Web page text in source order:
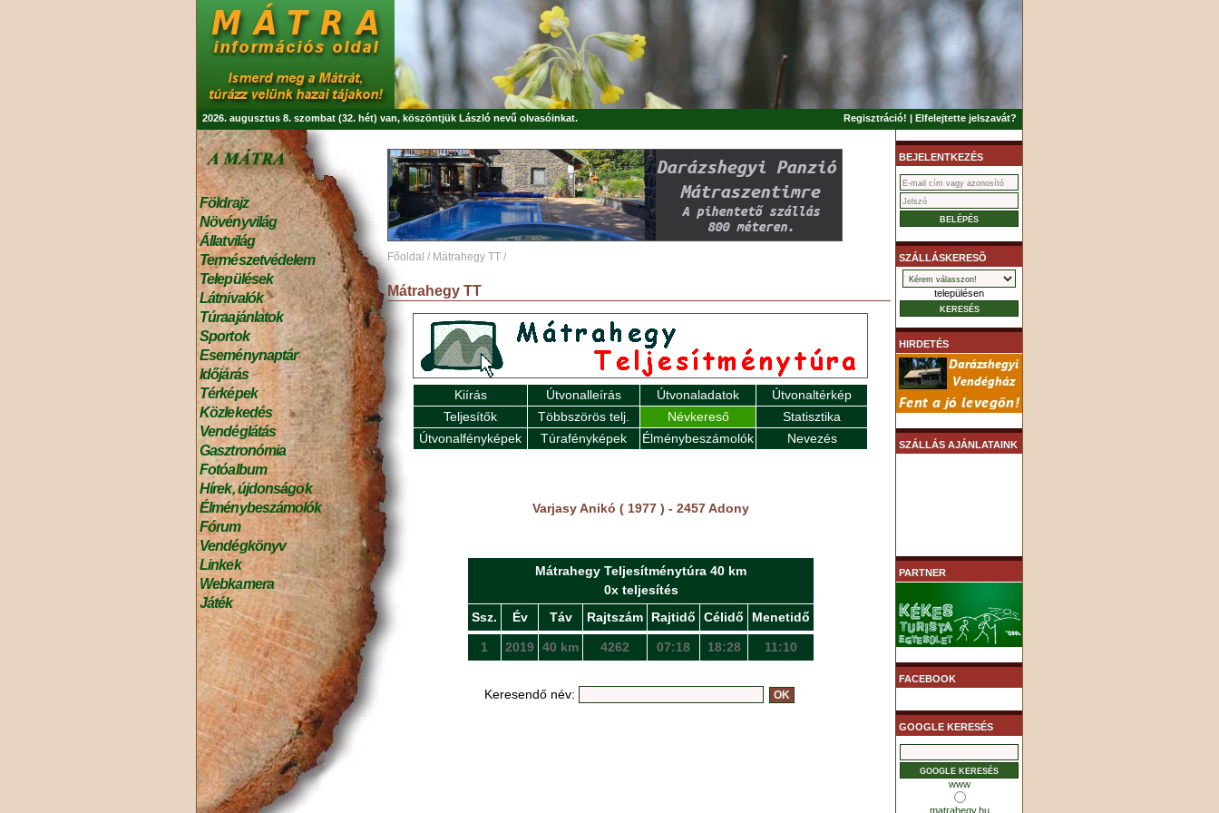
2026. augusztus 8. szombat (32. hét) van, köszöntjük László nevű olvasóinkat. Regisztráció! | Elfelejtette jelszavát?
Földrajz
Növényvilág
Állatvilág
Természetvédelem
Települések
Látnivalók
Túraajánlatok
Sportok
Eseménynaptár
Időjárás
Térképek
Közlekedés
Vendéglátás
Gasztronómia
Fotóalbum
Hírek, újdonságok
Élménybeszámolók
Fórum
Vendégkönyv
Linkek
Webkamera
Játék
Főoldal / Mátrahegy TT /
Mátrahegy TT
Kiírás Útvonalleírás Útvonaladatok
Útvonaltérkép
Teljesítők
Többszörös telj. Névkereső
Statisztika
Útvonalfényképek
Túrafényképek Élménybeszámolók Nevezés
Varjasy Anikó ( 1977 ) - 2457 Adony
Mátrahegy Teljesítménytúra 40 km
0x teljesítés
Ssz.
Év Táv Rajtszám Rajtidő Célidő Menetidő
1 2019 40 km 4262 07:18 18:28 11:10
Keresendő név:
BEJELENTKEZÉS
SZÁLLÁSKERESÕ
településen
HIRDETÉS
SZÁLLÁS AJÁNLATAINK
PARTNER
FACEBOOK
GOOGLE KERESÉS
www
matrahegy.hu